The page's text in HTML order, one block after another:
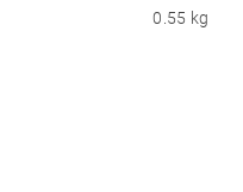
0.55 kg